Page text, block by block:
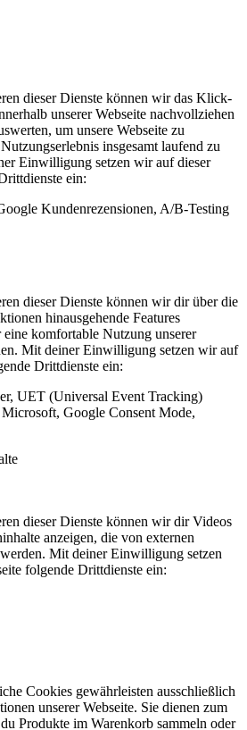
dieser Dienste können wir das Klick-
unserer Webseite nachvollziehen
um unsere Webseite zu
insgesamt laufend zu
Einwilligung setzen wir auf dieser
ein:
Kundenrezensionen, A/B-Testing
dieser Dienste können wir dir über die
hinausgehende Features
komfortable Nutzung unserer
Mit deiner Einwilligung setzen wir auf
Drittdienste ein:
UET (Universal Event Tracking)
Google Consent Mode,
dieser Dienste können wir dir Videos
anzeigen, die von externen
Mit deiner Einwilligung setzen
folgende Drittdienste ein:
Cookies gewährleisten ausschließlich
unserer Webseite. Sie dienen zum
Produkte im Warenkorb sammeln oder